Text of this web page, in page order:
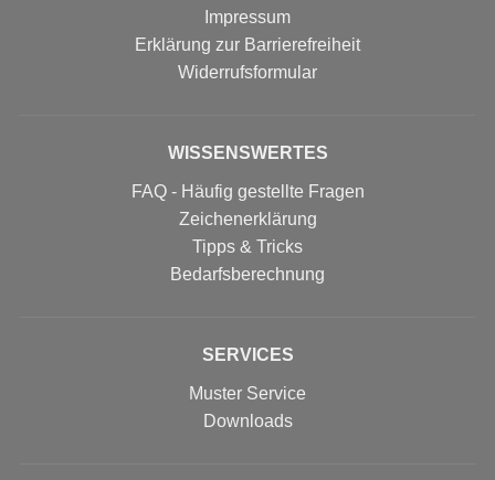
Impressum
Erklärung zur Barrierefreiheit
Widerrufs­formular
WISSENSWERTES
FAQ - Häufig gestellte Fragen
Zeichenerklärung
Tipps & Tricks
Bedarfsberechnung
SERVICES
Muster Service
Downloads